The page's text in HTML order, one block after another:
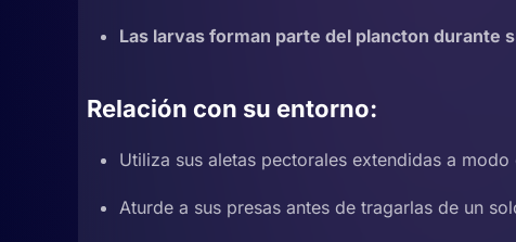
Las larvas forman parte del plancton durante
Relación con su entorno:
Utiliza sus aletas pectorales extendidas a
Aturde a sus presas antes de tragarlas de un